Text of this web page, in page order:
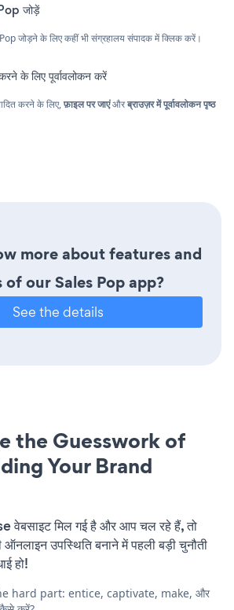
जोड़ें
जोड़ने के लिए कहीं भी संग्रहालय संपादक में क्लिक करें।
के लिए पूर्वावलोकन करें
करने के लिए,फ़ाइल पर जाएंऔरब्राउज़र में पूर्वावलोकन पृष्ठ
more about features and
our Sales Pop app?
See the details
the Guesswork of
Your Brand
वेबसाइट मिल गई है और आप चल रहे हैं, तो
उपस्थिति बनाने में पहली बड़ी चुनौती
हो!
hard part: entice, captivate, make, और